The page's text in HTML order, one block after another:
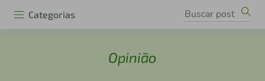
Categorias
Opinião